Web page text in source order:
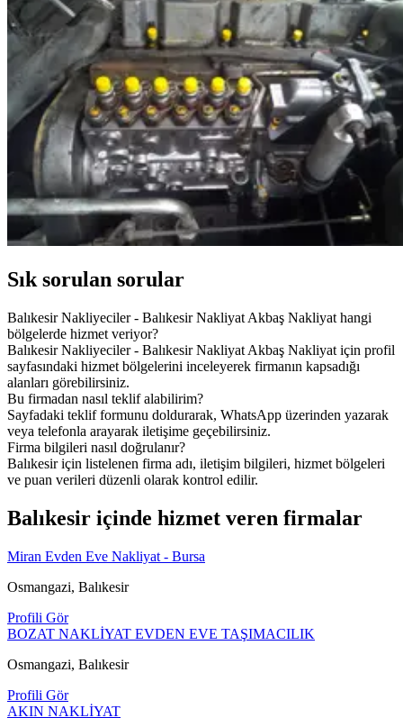
Sık sorulan sorular
Balıkesir Nakliyeciler - Balıkesir Nakliyat Akbaş Nakliyat hangi
bölgelerde hizmet veriyor?
Balıkesir Nakliyeciler - Balıkesir Nakliyat Akbaş Nakliyat için profil
sayfasındaki hizmet bölgelerini inceleyerek firmanın kapsadığı
alanları görebilirsiniz.
Bu firmadan nasıl teklif alabilirim?
Sayfadaki teklif formunu doldurarak, WhatsApp üzerinden yazarak
veya telefonla arayarak iletişime geçebilirsiniz.
Firma bilgileri nasıl doğrulanır?
Balıkesir için listelenen firma adı, iletişim bilgileri, hizmet bölgeleri
ve puan verileri düzenli olarak kontrol edilir.
Balıkesir içinde hizmet veren firmalar
Miran Evden Eve Nakliyat - Bursa
Osmangazi, Balıkesir
Profili Gör
BOZAT NAKLİYAT EVDEN EVE TAŞIMACILIK
Osmangazi, Balıkesir
Profili Gör
AKIN NAKLİYAT